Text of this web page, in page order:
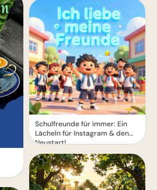
Schulfreunde für immer: Ein
Lächeln für Instagram & den
Neustart!